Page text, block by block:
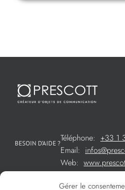
Gérer le
BESOIN D’AIDE ?Téléphone: +33 1
Email:
Web: